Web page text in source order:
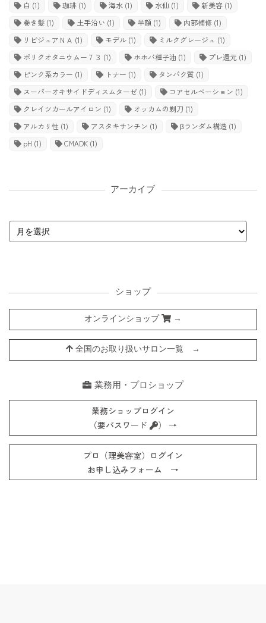
白 (1) 珈琲 (1) 海水 (1) 水仙 (1) 新美容 (1)
巻き髪 (1) 土手沿い (1) 半額 (1) 内部補修 (1)
リピジュアＮＡ (1) モデル (1) ミルクグレージュ (1)
ポリクオタニウムー７３ (1) ホホバ種子油 (1) プレ還元 (1)
ピンク系カラー (1) トナー (1) タンパク質 (1)
スーパーオキサイドディスムターゼ (1) コアセルベーション (1)
クレイツカールアイロン (1) オッカムの剃刀 (1)
アルカリ性 (1) アスタキサンチン (1) βランダム構造 (1)
pH (1) CMADK (1)
アーカイブ
ショップ
オンラインショップ →
全国のお取り扱いサロン一覧 →
業務用・プロショップ
業務ショップログイン
（要パスワード
） →
プロ（理美容室）ログイン
お申し込みフォーム →